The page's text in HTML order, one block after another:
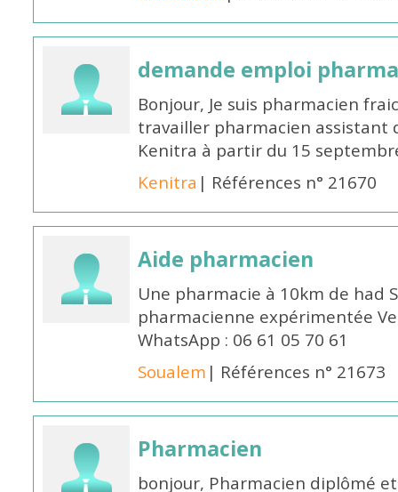
demande emploi
Bonjour, Je suis pharmacien
travailler pharmacien assistant
Kenitra à partir du 15
Kenitra | Références n° 21670
Aide pharmacien
Une pharmacie à 10km de had
pharmacienne expérimentée
WhatsApp : 06 61 05 70 61
Soualem | Références n° 21673
Pharmacien
bonjour, Pharmacien diplômé